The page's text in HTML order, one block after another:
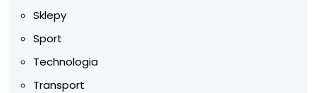
Sklepy
Sport
Technologia
Transport